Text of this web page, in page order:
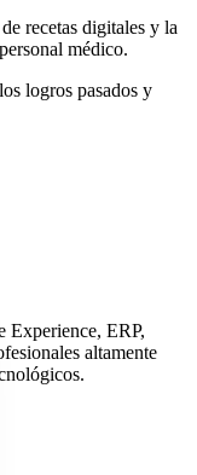
recetas digitales y la
médico.
logros pasados y
Experience, ERP,
altamente